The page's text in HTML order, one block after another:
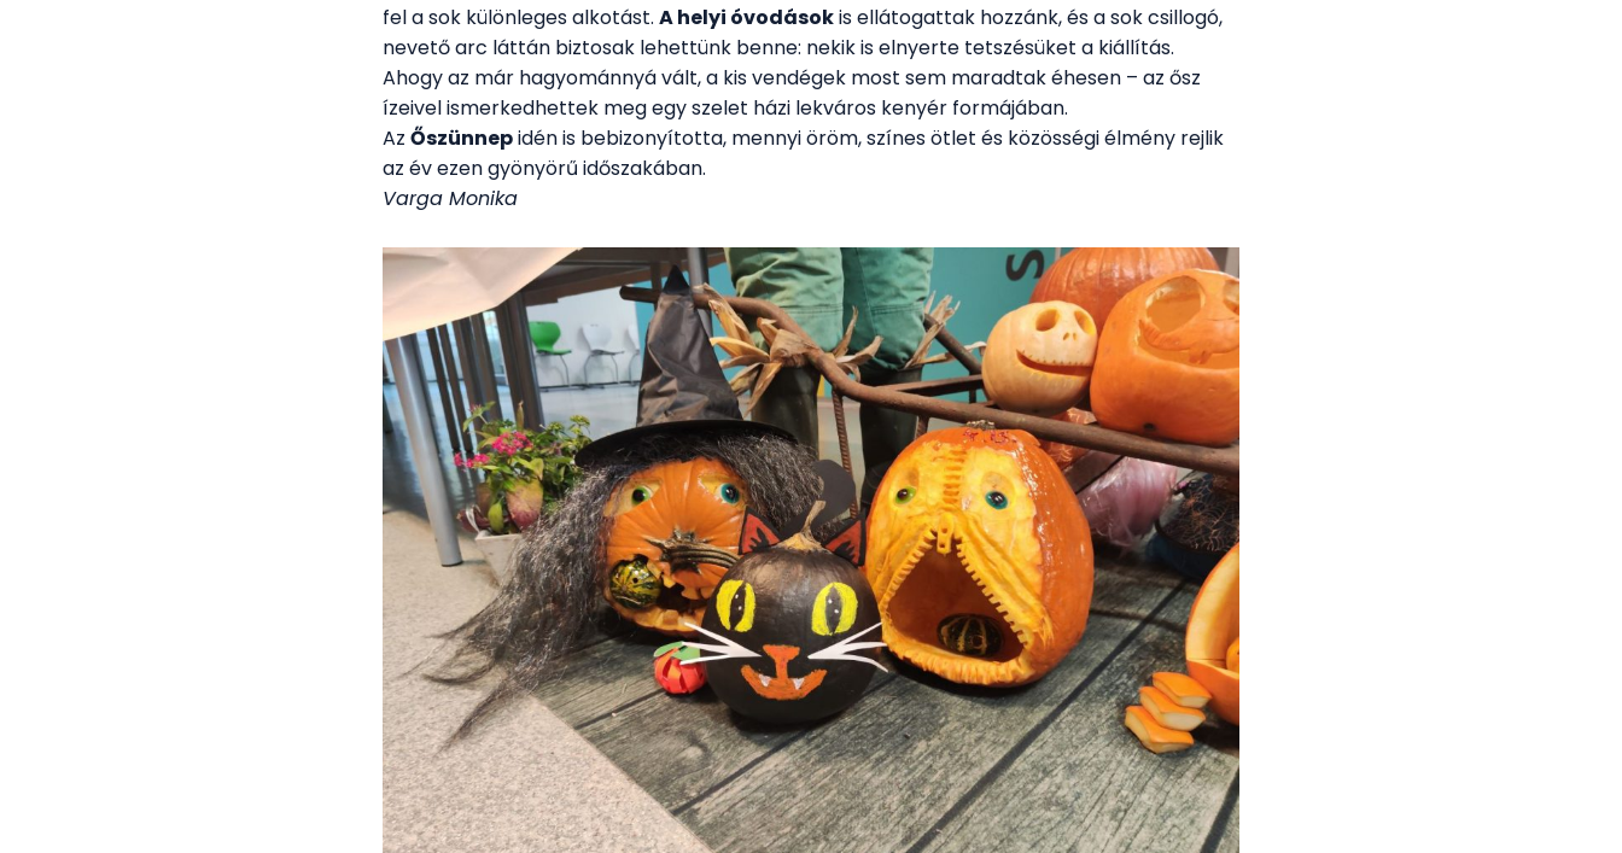
fel a sok különleges alkotást. A helyi óvodásokis ellátogattak hozzánk, és a sok csillogó,
nevető arc láttán biztosak lehettünk benne: nekik is elnyerte tetszésüket a kiállítás.
Ahogy az már hagyománnyá vált, a kis vendégek most sem maradtak éhesen – az ősz
ízeivel ismerkedhettek meg egy szelet házi lekváros kenyér formájában.
Az Őszünnepidén is bebizonyította, mennyi öröm, színes ötlet és közösségi élmény rejlik
az év ezen gyönyörű időszakában.
Varga Monika